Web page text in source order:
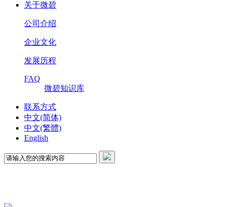
关于微碧
公司介绍
企业文化
发展历程
FAQ
微碧知识库
联系方式
中文(简体)
中文(繁體)
English